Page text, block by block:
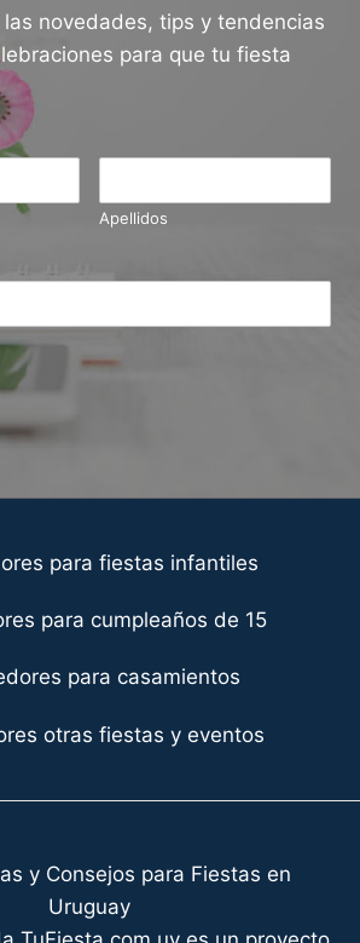
novedades, tips y tendencias
para que tu fiesta
Apellidos
para fiestas infantiles
para cumpleaños de 15
para casamientos
otras fiestas y eventos
y Consejos para Fiestas en
Uruguay